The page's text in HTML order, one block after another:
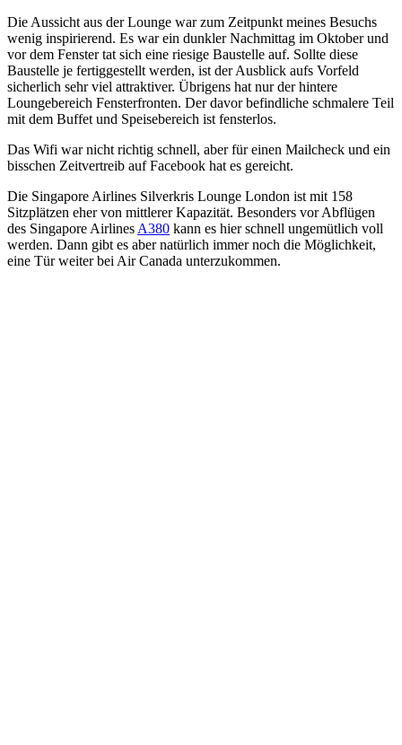
Die Aussicht aus der Lounge war zum Zeitpunkt meines Besuchs
wenig inspirierend. Es war ein dunkler Nachmittag im Oktober und
vor dem Fenster tat sich eine riesige Baustelle auf. Sollte diese
Baustelle je fertiggestellt werden, ist der Ausblick aufs Vorfeld
sicherlich sehr viel attraktiver. Übrigens hat nur der hintere
Loungebereich Fensterfronten. Der davor befindliche schmalere Teil
mit dem Buffet und Speisebereich ist fensterlos.
Das Wifi war nicht richtig schnell, aber für einen Mailcheck und ein
bisschen Zeitvertreib auf Facebook hat es gereicht.
Die Singapore Airlines Silverkris Lounge London ist mit 158
Sitzplätzen eher von mittlerer Kapazität. Besonders vor Abflügen
des Singapore Airlines A380 kann es hier schnell ungemütlich voll
werden. Dann gibt es aber natürlich immer noch die Möglichkeit,
eine Tür weiter bei Air Canada unterzukommen.